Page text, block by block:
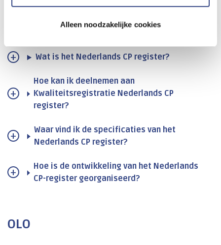
Alleen noodzakelijke cookies
Nederlands CP register
Wat is het Nederlands CP register?
Hoe kan ik deelnemen aan
Kwaliteitsregistratie Nederlands CP
register?
Waar vind ik de specificaties van het
Nederlands CP register?
Hoe is de ontwikkeling van het Nederlands
CP-register georganiseerd?
OLO